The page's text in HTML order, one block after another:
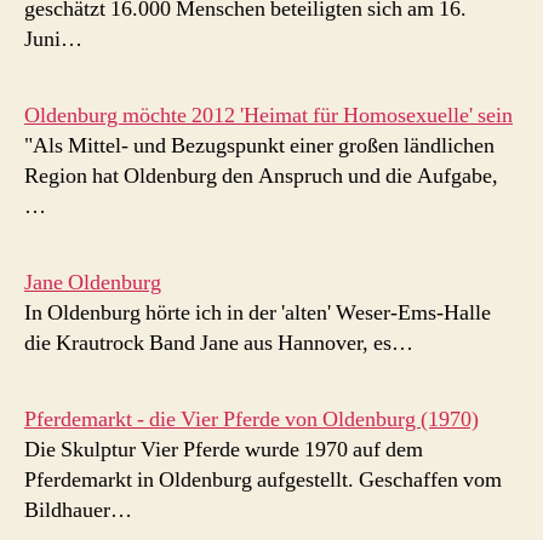
geschätzt 16.000 Menschen beteiligten sich am 16.
Juni…
Oldenburg möchte 2012 'Heimat für Homosexuelle' sein
"Als Mittel- und Bezugspunkt einer großen ländlichen
Region hat Oldenburg den Anspruch und die Aufgabe,
…
Jane Oldenburg
In Oldenburg hörte ich in der 'alten' Weser-Ems-Halle
die Krautrock Band Jane aus Hannover, es…
Pferdemarkt - die Vier Pferde von Oldenburg (1970)
Die Skulptur Vier Pferde wurde 1970 auf dem
Pferdemarkt in Oldenburg aufgestellt. Geschaffen vom
Bildhauer…